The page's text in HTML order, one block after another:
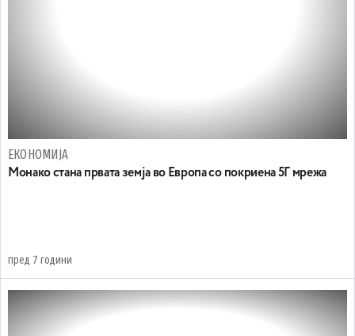
ЕКОНОМИЈА
Монако стана првата земја во Европа со покриена 5Г мрежа
пред 7 години